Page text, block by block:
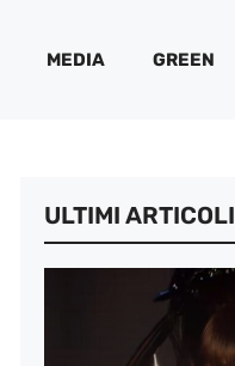
MEDIA GREEN
ULTIMI ARTICOLI